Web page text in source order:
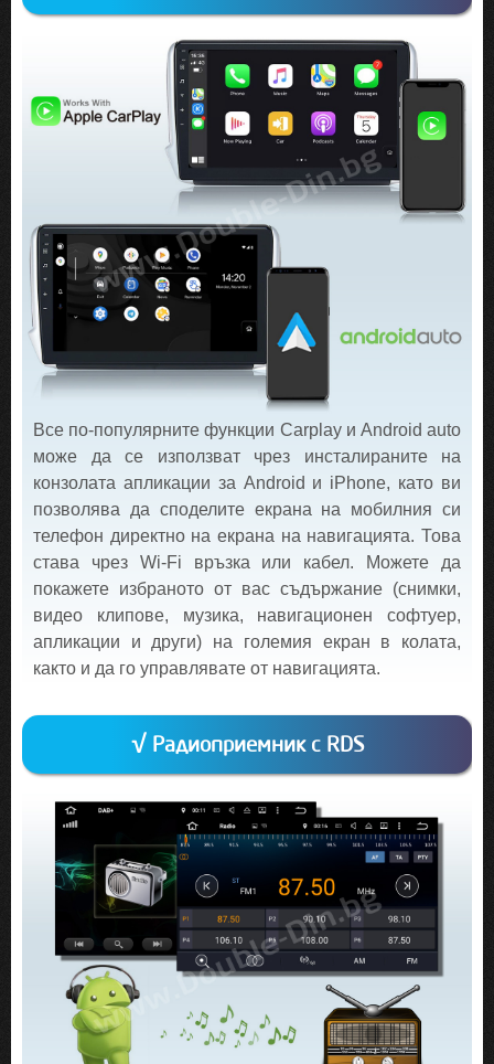
Все по-популярните функции Carplay и Android auto
може да се използват чрез инсталираните на
конзолата апликации за Android и iPhone, като ви
позволява да споделите екрана на мобилния си
телефон директно на екрана на навигацията. Това
става чрез Wi-Fi връзка или кабел. Можете да
покажете избраното от вас съдържание (снимки,
видео клипове, музика, навигационен софтуер,
апликации и други) на големия екран в колата,
както и да го управлявате от навигацията.
√ Радиоприемник с RDS